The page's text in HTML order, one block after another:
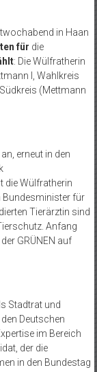
in Haan
für die
: Die Wülfratherin
I, Wahlkreis
(Mettmann
erneut in den
die Wülfratherin
Bundesminister für
Tierärztin sind
Anfang
GRÜNEN auf
Stadtrat und
Deutschen
im Bereich
der die
in den Bundestag